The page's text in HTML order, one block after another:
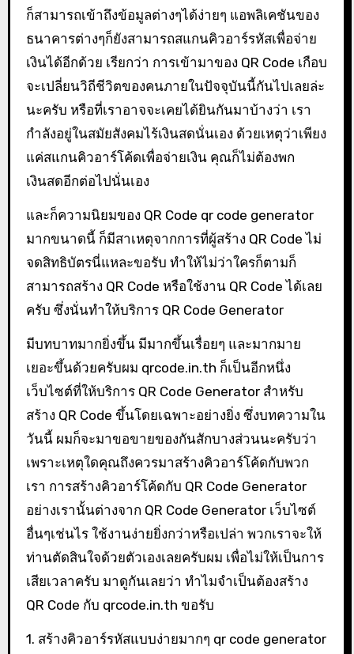
ก็สามารถเข้าถึงข้อมูลต่างๆได้ง่ายๆ แอพลิเคชันของ
ธนาคารต่างๆก็ยังสามารถสแกนคิวอาร์รหัสเพื่อจ่าย
เงินได้อีกด้วย เรียกว่า การเข้ามาของ QR Code เกือบ
จะเปลี่ยนวิถีชีวิตของคนภายในปัจจุบันนี้กันไปเลยล่ะ
นะครับ หรือที่เราอาจจะเคยได้ยินกันมาบ้างว่า เรา
กำลังอยู่ในสมัยสังคมไร้เงินสดนั่นเอง ด้วยเหตุว่าเพียง
แค่สแกนคิวอาร์โค้ดเพื่อจ่ายเงิน คุณก็ไม่ต้องพก
เงินสดอีกต่อไปนั่นเอง
และก็ความนิยมของ QR Code qr code generator
มากขนาดนี้ ก็มีสาเหตุจากการที่ผู้สร้าง QR Code ไม่
จดสิทธิบัตรนี่แหละขอรับ ทำให้ไม่ว่าใครก็ตามก็
สามารถสร้าง QR Code หรือใช้งาน QR Code ได้เลย
ครับ ซึ่งนั่นทำให้บริการ QR Code Generator
มีบทบาทมากยิ่งขึ้น มีมากขึ้นเรื่อยๆ และมากมาย
เยอะขึ้นด้วยครับผม qrcode.in.th ก็เป็นอีกหนึ่ง
เว็บไซต์ที่ให้บริการ QR Code Generator สำหรับ
สร้าง QR Code ขึ้นโดยเฉพาะอย่างยิ่ง ซึ่งบทความใน
วันนี้ ผมก็จะมาขอขายของกันสักบางส่วนนะครับว่า
เพราะเหตุใดคุณถึงควรมาสร้างคิวอาร์โค้ดกับพวก
เรา การสร้างคิวอาร์โค้ดกับ QR Code Generator
อย่างเรานั้นต่างจาก QR Code Generator เว็บไซต์
อื่นๆเช่นไร ใช้งานง่ายยิ่งกว่าหรือเปล่า พวกเราจะให้
ท่านตัดสินใจด้วยตัวเองเลยครับผม เพื่อไม่ให้เป็นการ
เสียเวลาครับ มาดูกันเลยว่า ทำไมจำเป็นต้องสร้าง
QR Code กับ qrcode.in.th ขอรับ
1. สร้างคิวอาร์รหัสแบบง่ายมากๆ qr code generator